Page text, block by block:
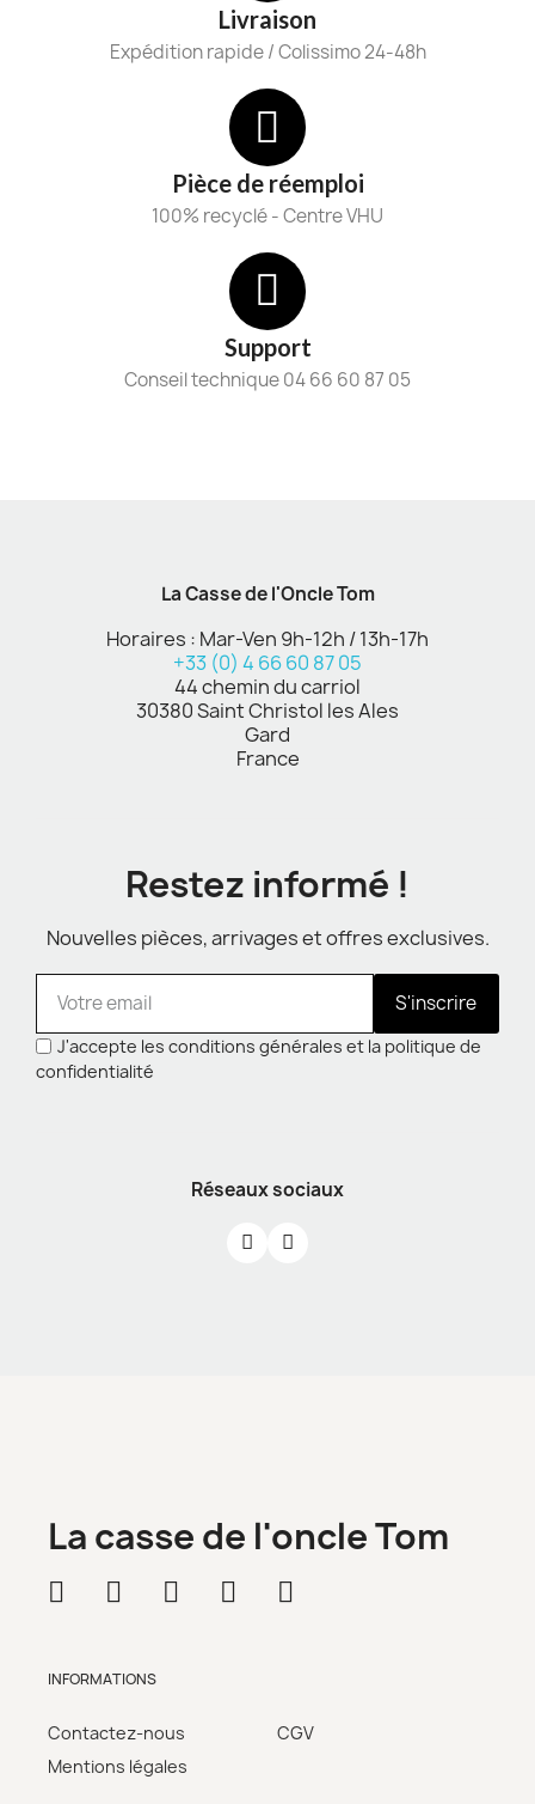
Livraison
Expédition rapide / Colissimo 24-48h
Pièce de réemploi
100% recyclé - Centre VHU
Support
Conseil technique 04 66 60 87 05
La Casse de l'Oncle Tom
Horaires : Mar-Ven 9h-12h / 13h-17h
+33 (0) 4 66 60 87 05
44 chemin du carriol
30380 Saint Christol les Ales
Gard
France
Restez informé !
Nouvelles pièces, arrivages et offres exclusives.
S'inscrire
J'accepte les conditions générales et la politique de
confidentialité
Réseaux sociaux
La casse de l'oncle Tom
INFORMATIONS
Contactez-nous
Mentions légales
CGV